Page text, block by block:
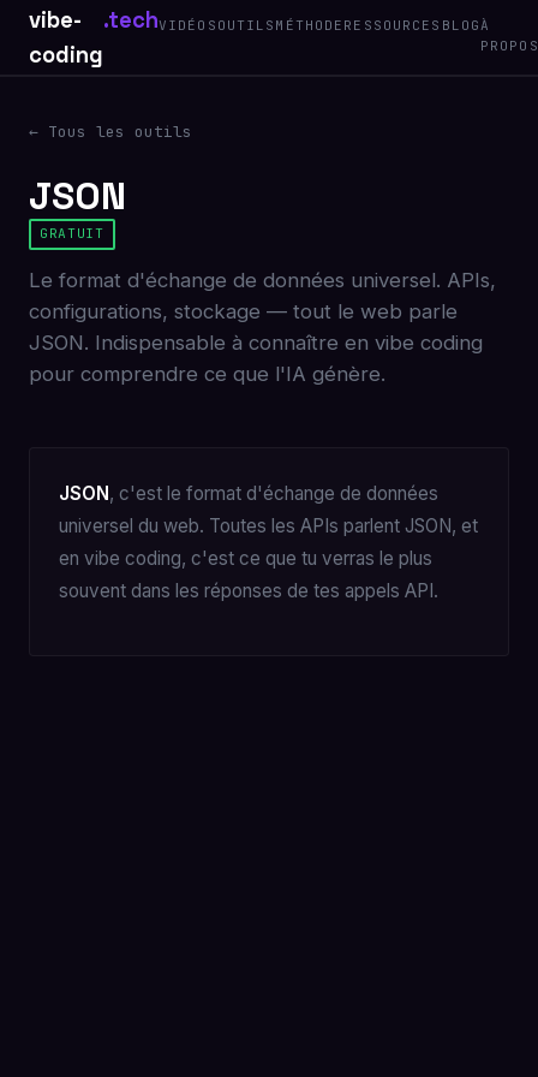
vibe-
coding
.techVIDÉOS OUTILS MÉTHODE RESSOURCES BLOGÀ
PROPOS
← Tous les outils
JSON
GRATUIT
Le format d'échange de données universel. APIs,
configurations, stockage — tout le web parle
JSON. Indispensable à connaître en vibe coding
pour comprendre ce que l'IA génère.
JSON, c'est le format d'échange de données
universel du web. Toutes les APIs parlent JSON, et
en vibe coding, c'est ce que tu verras le plus
souvent dans les réponses de tes appels API.